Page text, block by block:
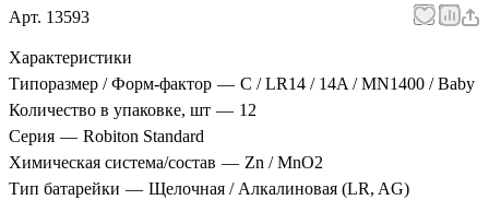
Арт. 13593
Характеристики
Типоразмер / Форм-фактор — C / LR14 / 14A / MN1400 / Baby
Количество в упаковке, шт — 12
Серия — Robiton Standard
Химическая система/состав — Zn / MnO2
Тип батарейки — Щелочная / Алкалиновая (LR, AG)